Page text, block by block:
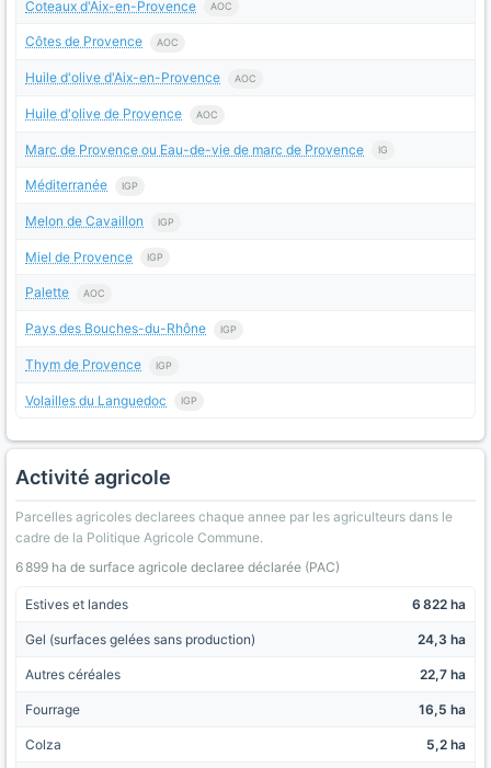
Coteaux d'Aix-en-Provence AOC
Côtes de Provence AOC
Huile d'olive d'Aix-en-Provence AOC
Huile d'olive de Provence AOC
Marc de Provence ou Eau-de-vie de marc de Provence IG
Méditerranée IGP
Melon de Cavaillon IGP
Miel de Provence IGP
Palette AOC
Pays des Bouches-du-Rhône IGP
Thym de Provence IGP
Volailles du Languedoc IGP
Activité agricole
Parcelles agricoles declarees chaque annee par les agriculteurs dans le
cadre de la Politique Agricole Commune.
6 899 ha de surface agricole declaree déclarée (PAC)
Estives et landes 6 822 ha
Gel (surfaces gelées sans production) 24,3 ha
Autres céréales 22,7 ha
Fourrage 16,5 ha
Colza 5,2 ha